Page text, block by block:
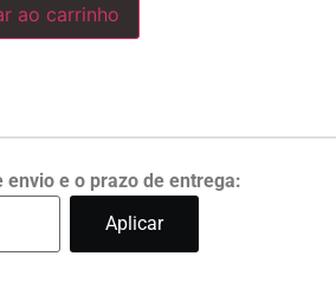
ao carrinho
e o prazo de entrega:
Aplicar